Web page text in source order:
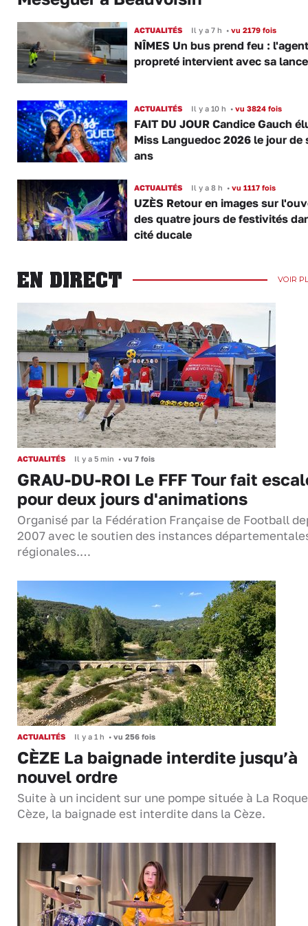
ACTUALITÉS Il y a 7 h •vu 2179 fois
NÎMES Un bus prend feu :
propreté intervient avec sa lance
ACTUALITÉS Il y a 10 h •vu 3824 fois
FAIT DU JOUR Candice Gauch
Miss Languedoc 2026 le jour de
ans
ACTUALITÉS Il y a 8 h •vu 1117 fois
UZÈS Retour en images sur
des quatre jours de festivités
cité ducale
EN DIRECT VOIR
ACTUALITÉS Il y a 5 min • vu 7 fois
GRAU-DU-ROI Le FFF Tour fait
pour deux jours d'animations
Organisé par la Fédération Française de Football
2007 avec le soutien des instances
régionales.…
ACTUALITÉS Il y a 1 h • vu 256 fois
CÈZE La baignade interdite jusqu’à
nouvel ordre
Suite à un incident sur une pompe située à La
Cèze, la baignade est interdite dans la Cèze.